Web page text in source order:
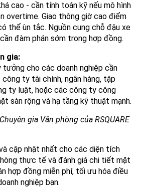
cao - cần tính toán kỹ nếu mô hình
overtime. Giao thông giờ cao điểm
thể ùn tắc. Nguồn cung chỗ đậu xe
đàm phán sớm trong hợp đồng.
gia:
tưởng cho các doanh nghiệp cần
ty tài chính, ngân hàng, tập
ty luật, hoặc các công ty công
sàn rộng và hạ tầng kỹ thuật mạnh.
gia Văn phòng của RSQUARE
cập nhật nhất cho các diện tích
thực tế và đánh giá chi tiết mặt
hợp đồng miễn phí, tối ưu hóa điều
nghiệp bạn.